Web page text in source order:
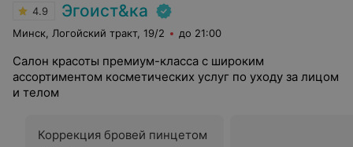
4.9 Эгоист&ка
Минск, Логойский тракт, 19/2 до 21:00
Салон красоты премиум-класса с широким
ассортиментом косметических услуг по уходу за лицом
и телом
Коррекция бровей пинцетом